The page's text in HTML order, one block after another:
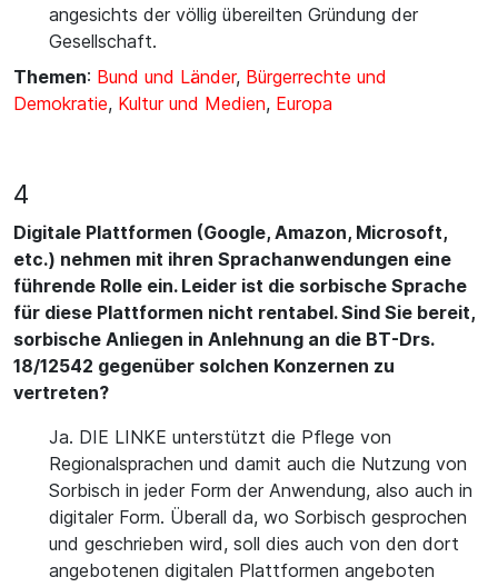
angesichts der völlig übereilten Gründung der
Gesellschaft.
Themen: Bund und Länder, Bürgerrechte und
Demokratie, Kultur und Medien, Europa
4
Digitale Plattformen (Google, Amazon, Microsoft,
etc.) nehmen mit ihren Sprachanwendungen eine
führende Rolle ein. Leider ist die sorbische Sprache
für diese Plattformen nicht rentabel. Sind Sie bereit,
sorbische Anliegen in Anlehnung an die BT-Drs.
18/12542 gegenüber solchen Konzernen zu
vertreten?
Ja. DIE LINKE unterstützt die Pflege von
Regionalsprachen und damit auch die Nutzung von
Sorbisch in jeder Form der Anwendung, also auch in
digitaler Form. Überall da, wo Sorbisch gesprochen
und geschrieben wird, soll dies auch von den dort
angebotenen digitalen Plattformen angeboten